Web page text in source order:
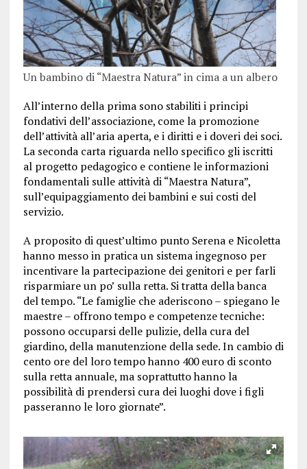
Un bambino di “Maestra Natura” in cima a un albero
All’interno della prima sono stabiliti i principi
fondativi dell’associazione, come la promozione
dell’attività all’aria aperta, e i diritti e i doveri dei soci.
La seconda carta riguarda nello specifico gli iscritti
al progetto pedagogico e contiene le informazioni
fondamentali sulle attività di “Maestra Natura”,
sull’equipaggiamento dei bambini e sui costi del
servizio.
A proposito di quest’ultimo punto Serena e Nicoletta
hanno messo in pratica un sistema ingegnoso per
incentivare la partecipazione dei genitori e per farli
risparmiare un po’ sulla retta. Si tratta della banca
del tempo. “Le famiglie che aderiscono – spiegano le
maestre – offrono tempo e competenze tecniche:
possono occuparsi delle pulizie, della cura del
giardino, della manutenzione della sede. In cambio di
cento ore del loro tempo hanno 400 euro di sconto
sulla retta annuale, ma soprattutto hanno la
possibilità di prendersi cura dei luoghi dove i figli
passeranno le loro giornate”.